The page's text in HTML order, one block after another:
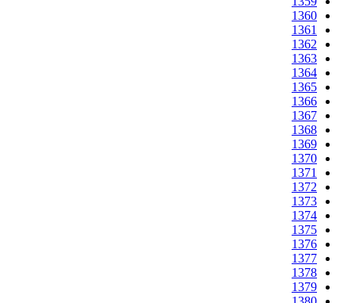
1360
1361
1362
1363
1364
1365
1366
1367
1368
1369
1370
1371
1372
1373
1374
1375
1376
1377
1378
1379